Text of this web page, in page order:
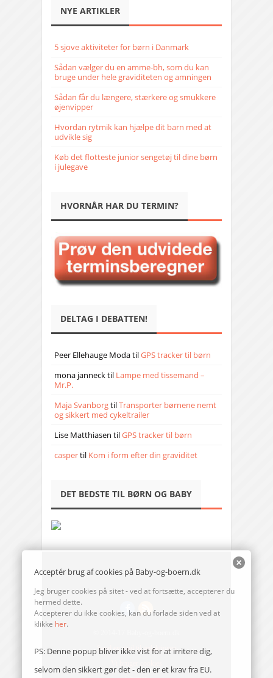
NYE ARTIKLER
5 sjove aktiviteter for børn i Danmark
Sådan vælger du en amme-bh, som du kan
bruge under hele graviditeten og amningen
Sådan får du længere, stærkere og smukkere
øjenvipper
Hvordan rytmik kan hjælpe dit barn med at
udvikle sig
Køb det flotteste junior sengetøj til dine børn
i julegave
HVORNÅR HAR DU TERMIN?
DELTAG I DEBATTEN!
Peer Ellehauge ModatilGPS tracker til børn
mona jannecktil Lampe med tissemand –
Mr.P.
Maja SvanborgtilTransporter børnene nemt
og sikkert med cykeltrailer
Lise Matthiasen tilGPS tracker til børn
caspertil Kom i form efter din graviditet
DET BEDSTE TIL BØRN OG BABY
Send en mail til redaktionen
Acceptér brug af cookies på Baby-og-boern.dk
Jeg bruger cookies på sitet - ved at fortsætte, accepterer du
hermed dette.
Accepterer du ikke cookies, kan du forlade siden ved at
klikke her.
PS: Denne popup bliver ikke vist for at irritere dig,
selvom den sikkert gør det - den er et krav fra EU.